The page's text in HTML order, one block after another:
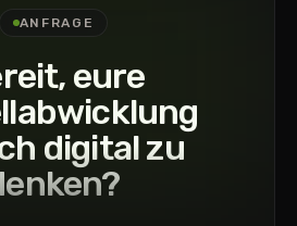
ANFRAGE
eure
digital zu